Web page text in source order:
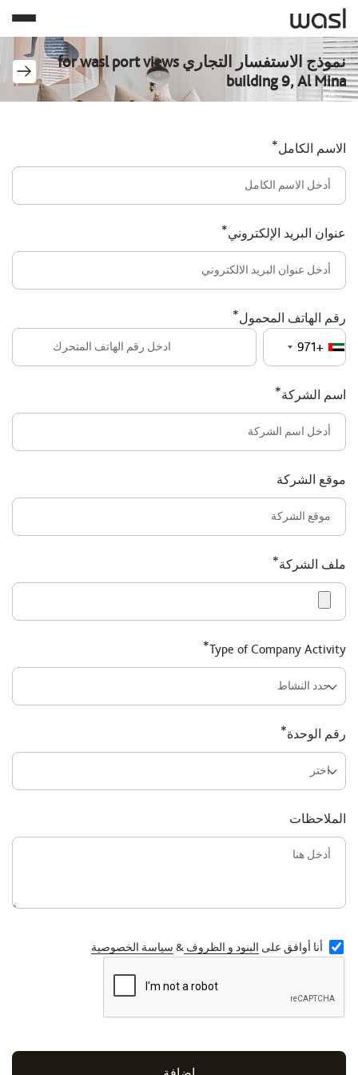
نموذج الاستفسار التجاري for wasl port views
building 9, Al Mina
الاسم الكامل*
عنوان البريد الإلكتروني*
رقم الهاتف المحمول*
+971
اسم الشركة*
موقع الشركة
ملف الشركة*
Type of Company Activity
*
رقم الوحدة*
الملاحظات
أنا أوافق على البنود و الظروف & سياسة الخصوصية